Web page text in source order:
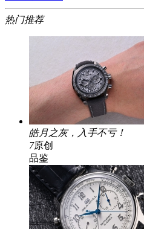
热门推荐
皓月之灰，入手不亏！
7原创
品鉴